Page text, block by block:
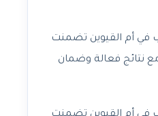
في أم القيوين تضمنت
نتائج فعالة وضمان